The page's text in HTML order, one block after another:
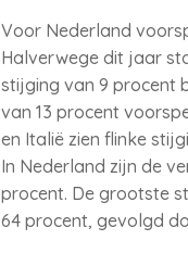
Voor Nederland
Halverwege dit jaar
stijging van 9 procent
van 13 procent
en Italië zien flinke
In Nederland zijn de
procent. De grootste
64 procent, gevolgd